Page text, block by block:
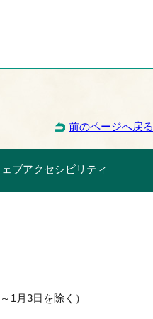
前のページへ戻る
ブアクセシビリティ
1月3日を除く）